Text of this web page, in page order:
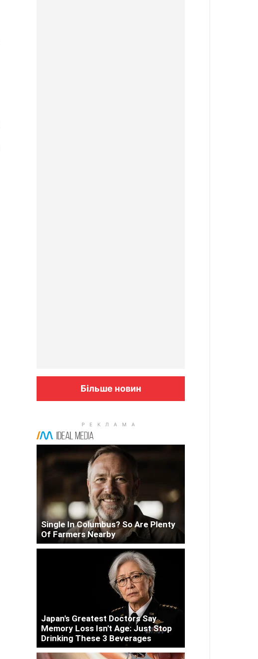
Більше новин
Single In Columbus? So Are Plenty
Of Farmers Nearby
Japan's Greatest Doctors Say
Memory Loss Isn't Age: Just Stop
Drinking These 3 Beverages